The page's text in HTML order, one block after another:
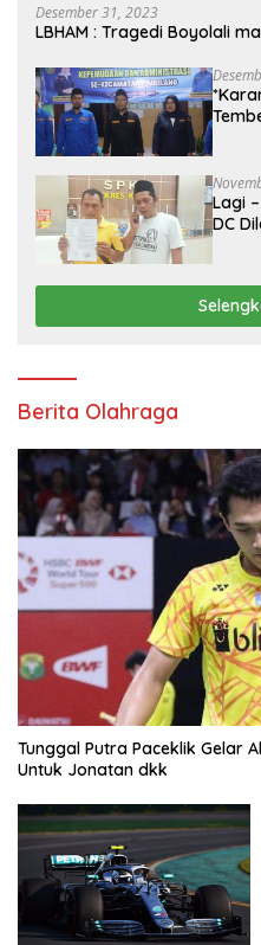
Desember 31, 2023
LBHAM : Tragedi Boyolali
Lagi
DC
Berita Olahraga
Tunggal Putra Paceklik Gelar
Untuk Jonatan dkk